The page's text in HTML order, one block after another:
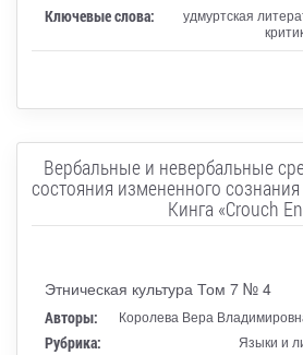
Ключевые слова:
удмуртская
Вербальные и невербальные
состояния измененного
Кинга «Crouch
Этническая культура Том 7 № 4
Авторы: Королева Вера
Рубрика: Языки и